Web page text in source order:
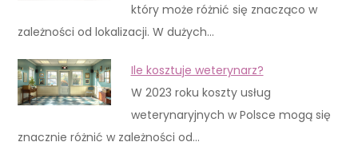
który może różnić się znacząco w
zależności od lokalizacji. W dużych…
Ile kosztuje weterynarz?
W 2023 roku koszty usług
weterynaryjnych w Polsce mogą się
znacznie różnić w zależności od…